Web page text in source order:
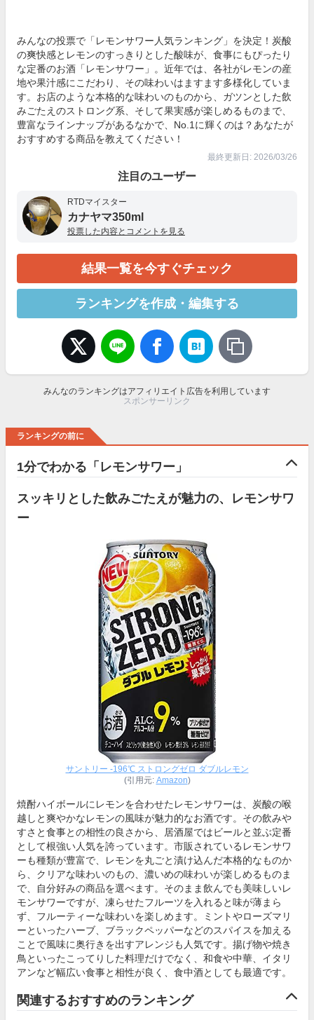
みんなの投票で「レモンサワー人気ランキング」を決定！炭酸
の爽快感とレモンのすっきりとした酸味が、食事にもぴったり
な定番のお酒「レモンサワー」。近年では、各社がレモンの産
地や果汁感にこだわり、その味わいはますます多様化していま
す。お店のような本格的な味わいのものから、ガツンとした飲
みごたえのストロング系、そして果実感が楽しめるものまで、
豊富なラインナップがあるなかで、No.1に輝くのは？あなたが
おすすめする商品を教えてください！
最終更新日: 2026/03/26
注目のユーザー
RTDマイスター
カナヤマ350ml
投票した内容とコメントを見る
結果一覧を今すぐチェック
ランキングを作成・編集する
みんなのランキングはアフィリエイト広告を利用しています
スポンサーリンク
ランキングの前に
1分でわかる「レモンサワー」
スッキリとした飲みごたえが魅力の、レモンサワ
ー
サントリー ‐196℃ ストロングゼロ ダブルレモン
(引用元: Amazon)
焼酎ハイボールにレモンを合わせたレモンサワーは、炭酸の喉
越しと爽やかなレモンの風味が魅力的なお酒です。その飲みや
すさと食事との相性の良さから、居酒屋ではビールと並ぶ定番
として根強い人気を誇っています。市販されているレモンサワ
ーも種類が豊富で、レモンを丸ごと漬け込んだ本格的なものか
ら、クリアな味わいのもの、濃いめの味わいが楽しめるものま
で、自分好みの商品を選べます。そのまま飲んでも美味しいレ
モンサワーですが、凍らせたフルーツを入れると味が薄まら
ず、フルーティーな味わいを楽しめます。ミントやローズマリ
ーといったハーブ、ブラックペッパーなどのスパイスを加える
ことで風味に奥行きを出すアレンジも人気です。揚げ物や焼き
鳥といったこってりした料理だけでなく、和食や中華、イタリ
アンなど幅広い食事と相性が良く、食中酒としても最適です。
関連するおすすめのランキング